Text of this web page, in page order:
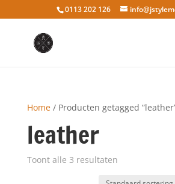
0113 202 126
Home/ Producten getagged
leather
Toont alle 3 resultaten